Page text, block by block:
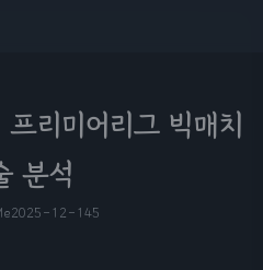
리미어리그 빅매치
분석
2025-12-145